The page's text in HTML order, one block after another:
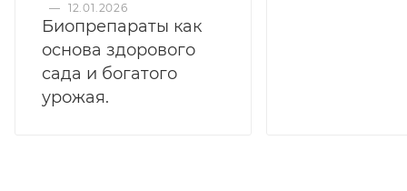
— 12.01.2026
Биопрепараты как
основа здорового
сада и богатого
урожая.